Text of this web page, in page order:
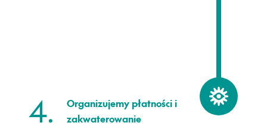
4.
Organizujemy płatności i
zakwaterowanie